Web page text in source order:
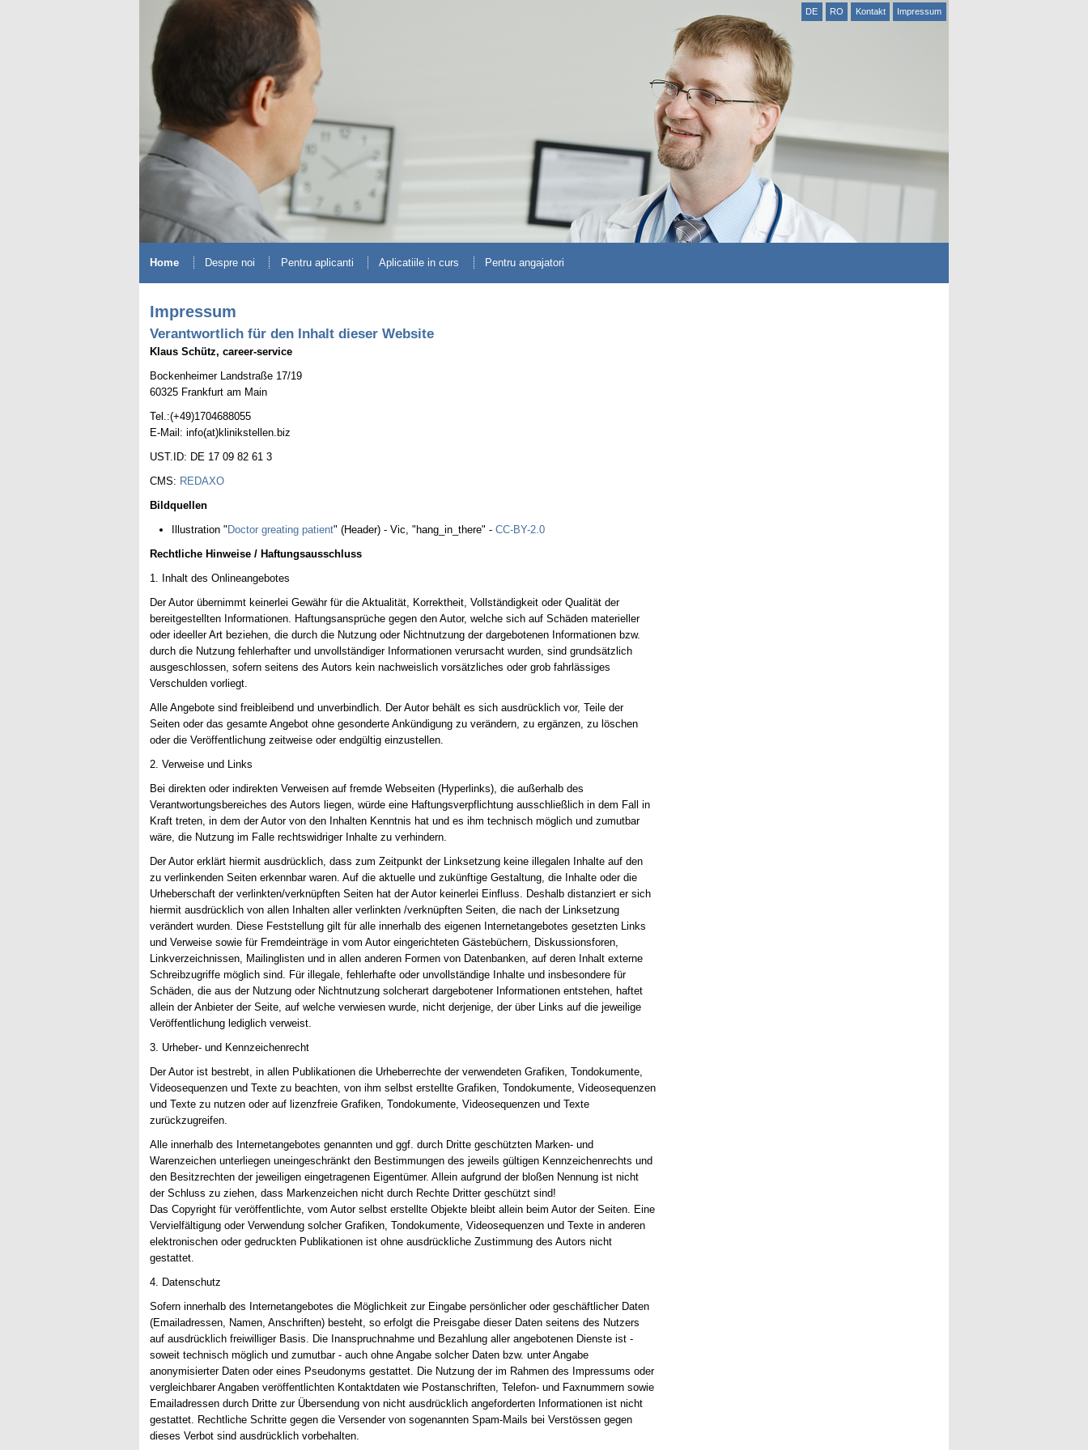
DE RO Kontakt Impressum
Home Despre noi Pentru aplicanti Aplicatiile in curs Pentru angajatori
Impressum
Verantwortlich für den Inhalt dieser Website
Klaus Schütz, career-service
Bockenheimer Landstraße 17/19
60325 Frankfurt am Main
Tel.:(+49)1704688055
E-Mail: info(at)klinikstellen.biz
UST.ID: DE 17 09 82 61 3
CMS: REDAXO
Bildquellen
Illustration " Doctor greating patient" (Header) - Vic, "hang_in_there" - CC-BY-2.0
Rechtliche Hinweise / Haftungsausschluss
1. Inhalt des Onlineangebotes
Der Autor übernimmt keinerlei Gewähr für die Aktualität, Korrektheit, Vollständigkeit oder Qualität der
bereitgestellten Informationen. Haftungsansprüche gegen den Autor, welche sich auf Schäden materieller
oder ideeller Art beziehen, die durch die Nutzung oder Nichtnutzung der dargebotenen Informationen bzw.
durch die Nutzung fehlerhafter und unvollständiger Informationen verursacht wurden, sind grundsätzlich
ausgeschlossen, sofern seitens des Autors kein nachweislich vorsätzliches oder grob fahrlässiges
Verschulden vorliegt.
Alle Angebote sind freibleibend und unverbindlich. Der Autor behält es sich ausdrücklich vor, Teile der
Seiten oder das gesamte Angebot ohne gesonderte Ankündigung zu verändern, zu ergänzen, zu löschen
oder die Veröffentlichung zeitweise oder endgültig einzustellen.
2. Verweise und Links
Bei direkten oder indirekten Verweisen auf fremde Webseiten (Hyperlinks), die außerhalb des
Verantwortungsbereiches des Autors liegen, würde eine Haftungsverpflichtung ausschließlich in dem Fall in
Kraft treten, in dem der Autor von den Inhalten Kenntnis hat und es ihm technisch möglich und zumutbar
wäre, die Nutzung im Falle rechtswidriger Inhalte zu verhindern.
Der Autor erklärt hiermit ausdrücklich, dass zum Zeitpunkt der Linksetzung keine illegalen Inhalte auf den
zu verlinkenden Seiten erkennbar waren. Auf die aktuelle und zukünftige Gestaltung, die Inhalte oder die
Urheberschaft der verlinkten/verknüpften Seiten hat der Autor keinerlei Einfluss. Deshalb distanziert er sich
hiermit ausdrücklich von allen Inhalten aller verlinkten /verknüpften Seiten, die nach der Linksetzung
verändert wurden. Diese Feststellung gilt für alle innerhalb des eigenen Internetangebotes gesetzten Links
und Verweise sowie für Fremdeinträge in vom Autor eingerichteten Gästebüchern, Diskussionsforen,
Linkverzeichnissen, Mailinglisten und in allen anderen Formen von Datenbanken, auf deren Inhalt externe
Schreibzugriffe möglich sind. Für illegale, fehlerhafte oder unvollständige Inhalte und insbesondere für
Schäden, die aus der Nutzung oder Nichtnutzung solcherart dargebotener Informationen entstehen, haftet
allein der Anbieter der Seite, auf welche verwiesen wurde, nicht derjenige, der über Links auf die jeweilige
Veröffentlichung lediglich verweist.
3. Urheber- und Kennzeichenrecht
Der Autor ist bestrebt, in allen Publikationen die Urheberrechte der verwendeten Grafiken, Tondokumente,
Videosequenzen und Texte zu beachten, von ihm selbst erstellte Grafiken, Tondokumente, Videosequenzen
und Texte zu nutzen oder auf lizenzfreie Grafiken, Tondokumente, Videosequenzen und Texte
zurückzugreifen.
Alle innerhalb des Internetangebotes genannten und ggf. durch Dritte geschützten Marken- und
Warenzeichen unterliegen uneingeschränkt den Bestimmungen des jeweils gültigen Kennzeichenrechts und
den Besitzrechten der jeweiligen eingetragenen Eigentümer. Allein aufgrund der bloßen Nennung ist nicht
der Schluss zu ziehen, dass Markenzeichen nicht durch Rechte Dritter geschützt sind!
Das Copyright für veröffentlichte, vom Autor selbst erstellte Objekte bleibt allein beim Autor der Seiten. Eine
Vervielfältigung oder Verwendung solcher Grafiken, Tondokumente, Videosequenzen und Texte in anderen
elektronischen oder gedruckten Publikationen ist ohne ausdrückliche Zustimmung des Autors nicht
gestattet.
4. Datenschutz
Sofern innerhalb des Internetangebotes die Möglichkeit zur Eingabe persönlicher oder geschäftlicher Daten
(Emailadressen, Namen, Anschriften) besteht, so erfolgt die Preisgabe dieser Daten seitens des Nutzers
auf ausdrücklich freiwilliger Basis. Die Inanspruchnahme und Bezahlung aller angebotenen Dienste ist -
soweit technisch möglich und zumutbar - auch ohne Angabe solcher Daten bzw. unter Angabe
anonymisierter Daten oder eines Pseudonyms gestattet. Die Nutzung der im Rahmen des Impressums oder
vergleichbarer Angaben veröffentlichten Kontaktdaten wie Postanschriften, Telefon- und Faxnummern sowie
Emailadressen durch Dritte zur Übersendung von nicht ausdrücklich angeforderten Informationen ist nicht
gestattet. Rechtliche Schritte gegen die Versender von sogenannten Spam-Mails bei Verstössen gegen
dieses Verbot sind ausdrücklich vorbehalten.